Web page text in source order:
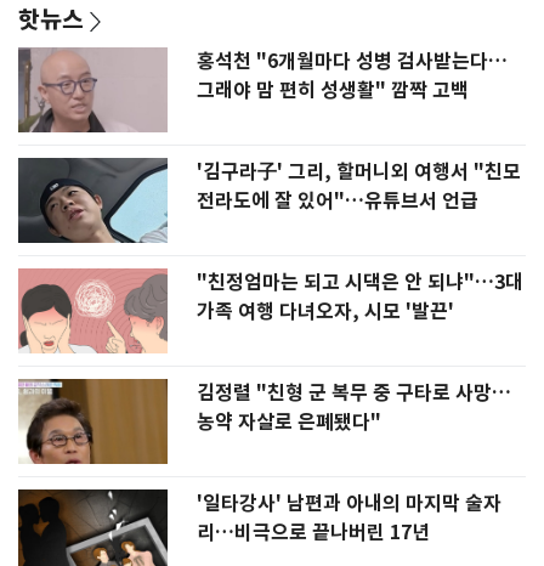
핫뉴스
홍석천 "6개월마다 성병 검사받는다…
그래야 맘 편히 성생활" 깜짝 고백
'김구라子' 그리, 할머니외 여행서 "친모
전라도에 잘 있어"…유튜브서 언급
"친정엄마는 되고 시댁은 안 되냐"…3대
가족 여행 다녀오자, 시모 '발끈'
김정렬 "친형 군 복무 중 구타로 사망…
농약 자살로 은폐됐다"
'일타강사' 남편과 아내의 마지막 술자
리…비극으로 끝나버린 17년